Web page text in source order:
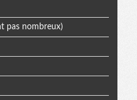
pas nombreux)